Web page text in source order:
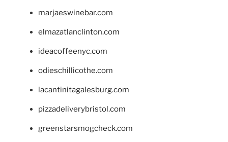
marjaeswinebar.com
elmazatlanclinton.com
ideacoffeenyc.com
odieschillicothe.com
lacantinitagalesburg.com
pizzadeliverybristol.com
greenstarsmogcheck.com